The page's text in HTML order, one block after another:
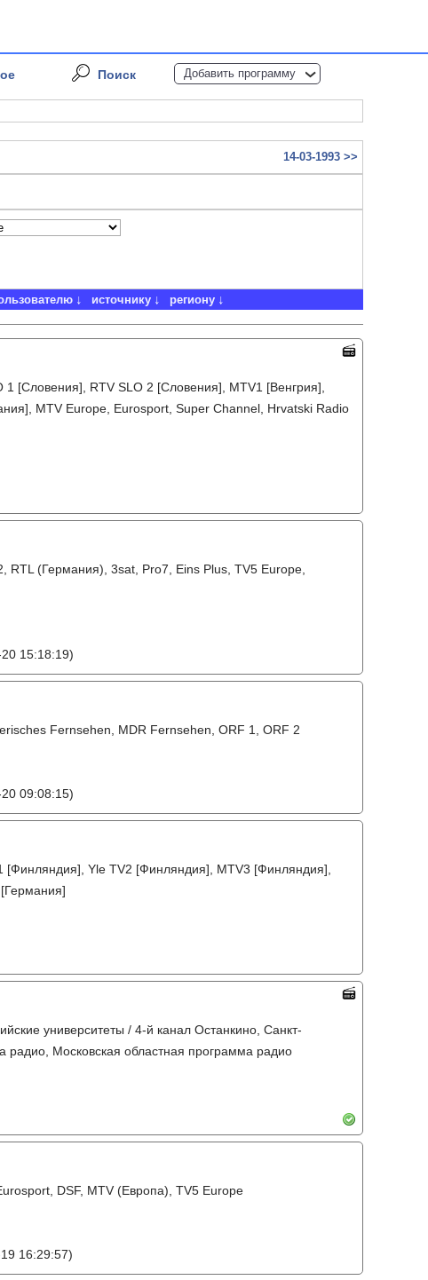
Поиск Добавить программу
14-03-1993 >>
источнику региону
[Словения], RTV SLO 2 [Словения], MTV1 [Венгрия],
MTV Europe, Eurosport, Super Channel, Hrvatski Radio
RTL (Германия), 3sat, Pro7, Eins Plus, TV5 Europe,
15:18:19)
Fernsehen, MDR Fernsehen, ORF 1, ORF 2
09:08:15)
[Финляндия], Yle TV2 [Финляндия], MTV3 [Финляндия],
университеты / 4-й канал Останкино, Санкт-
Московская областная программа радио
DSF, MTV (Европа), TV5 Europe
16:29:57)